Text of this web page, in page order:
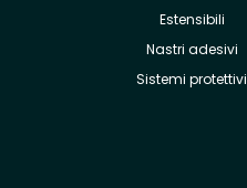
Estensibili
Nastri adesivi
Sistemi protettivi